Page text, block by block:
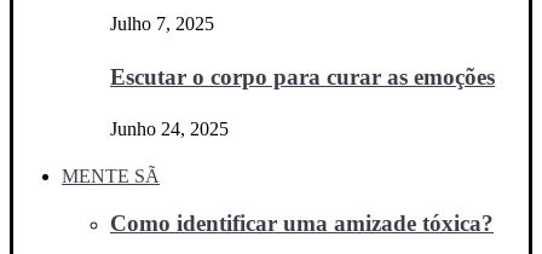
Julho 7, 2025
Escutar o corpo para curar as emoções
Junho 24, 2025
MENTE SÃ
Como identificar uma amizade tóxica?